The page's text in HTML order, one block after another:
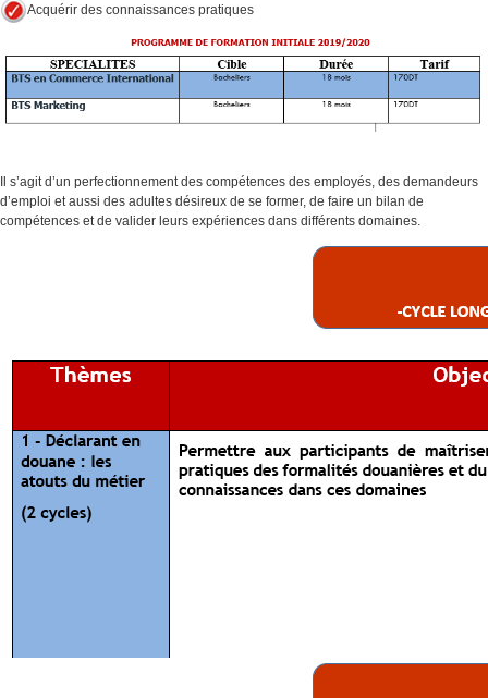
Acquérir des connaissances pratiques
Il s’agit d’un perfectionnement des compétences des employés, des demandeurs
d’emploi et aussi des adultes désireux de se former, de faire un bilan de
compétences et de valider leurs expériences dans différents domaines.